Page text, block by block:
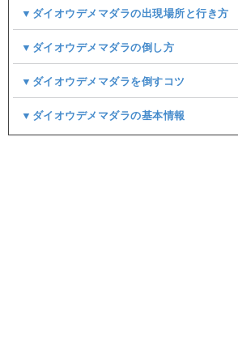
▼ダイオウデメマダラの出現場所と行き方
▼ダイオウデメマダラの倒し方
▼ダイオウデメマダラを倒すコツ
▼ダイオウデメマダラの基本情報